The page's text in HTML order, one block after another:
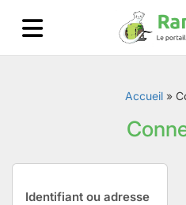
Accueil»
Identifiant ou adresse